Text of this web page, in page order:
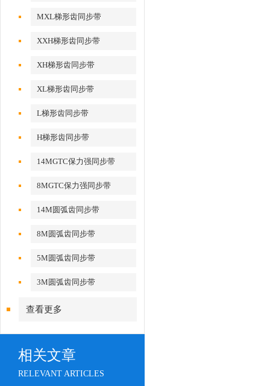
MXL梯形齿同步带
XXH梯形齿同步带
XH梯形齿同步带
XL梯形齿同步带
L梯形齿同步带
H梯形齿同步带
14MGTC保力强同步带
8MGTC保力强同步带
14M圆弧齿同步带
8M圆弧齿同步带
5M圆弧齿同步带
3M圆弧齿同步带
查看更多
相关文章
RELEVANT ARTICLES